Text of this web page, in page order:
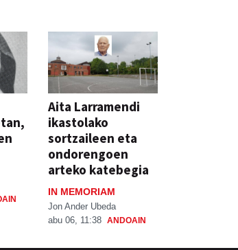
Aita Larramendi
ikastolako
sortzaileen eta
ondorengoen
arteko katebegia
IN MEMORIAM
Jon Ander Ubeda
abu 06, 11:38 ANDOAIN